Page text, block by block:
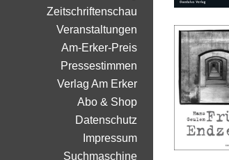
Zeitschriftenschau
Veranstaltungen
Am-Erker-Preis
Pressestimmen
Verlag Am Erker
Abo & Shop
Datenschutz
Impressum
Suchmaschine